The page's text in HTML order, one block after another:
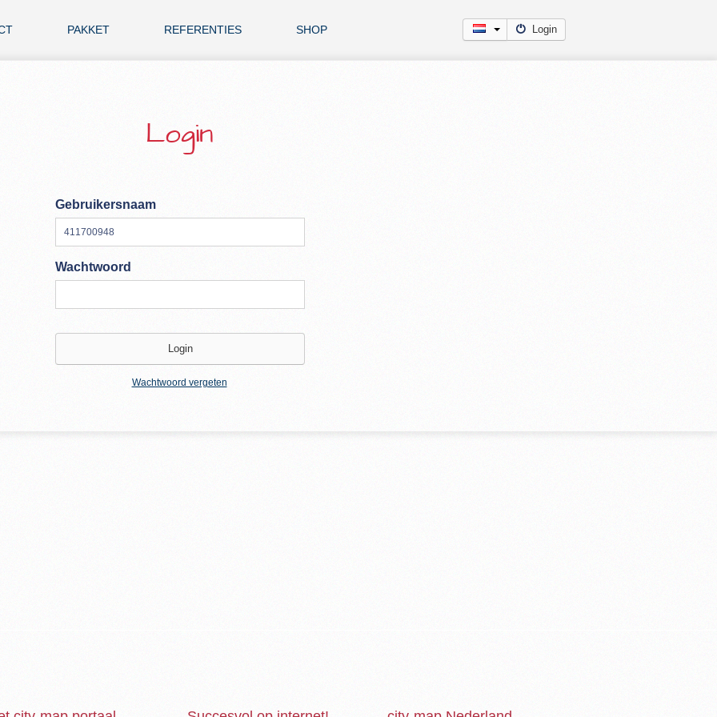
PAKKET REFERENTIES SHOP Login
Login
Gebruikersnaam
Wachtwoord
Wachtwoord vergeten